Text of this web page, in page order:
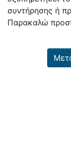
συντήρησης ή
Παρακαλώ